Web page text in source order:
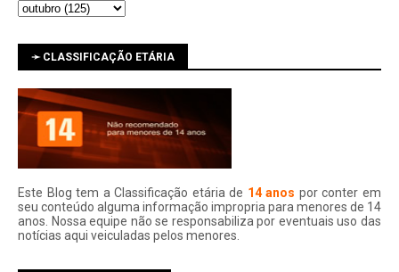
➛ CLASSIFICAÇÃO ETÁRIA
Este Blog tem a Classificação etária de 14 anos por conter em
seu conteúdo alguma informação impropria para menores de 14
anos. Nossa equipe não se responsabiliza por eventuais uso das
notí­cias aqui veiculadas pelos menores.